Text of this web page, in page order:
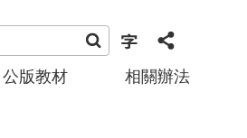
公版教材 相關辦法